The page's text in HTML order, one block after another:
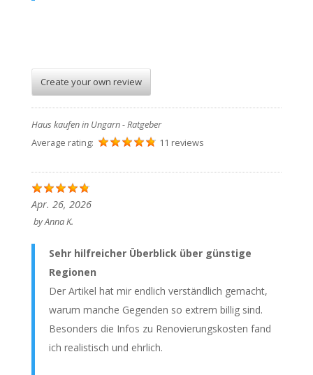
Create your own review
Haus kaufen in Ungarn - Ratgeber
Average rating:
11 reviews
Apr. 26, 2026
byAnna K.
Sehr hilfreicher Überblick über günstige
Regionen
Der Artikel hat mir endlich verständlich gemacht,
warum manche Gegenden so extrem billig sind.
Besonders die Infos zu Renovierungskosten fand
ich realistisch und ehrlich.